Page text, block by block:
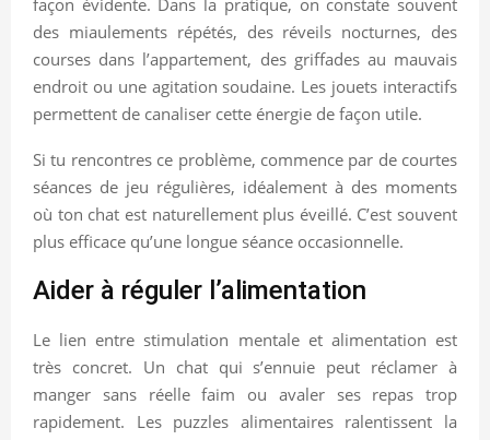
des miaulements répétés, des réveils nocturnes, des
courses dans l’appartement, des griffades au mauvais
endroit ou une agitation soudaine. Les jouets interactifs
permettent de canaliser cette énergie de façon utile.
Si tu rencontres ce problème, commence par de courtes
séances de jeu régulières, idéalement à des moments
où ton chat est naturellement plus éveillé. C’est souvent
plus efficace qu’une longue séance occasionnelle.
Aider à réguler l’alimentation
Le lien entre stimulation mentale et alimentation est
très concret. Un chat qui s’ennuie peut réclamer à
manger sans réelle faim ou avaler ses repas trop
rapidement. Les puzzles alimentaires ralentissent la